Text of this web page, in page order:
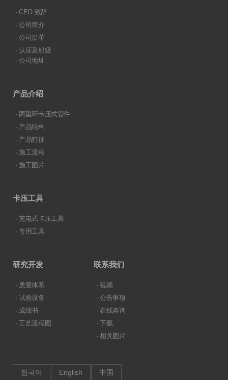
· CEO 致辞
· 公司简介
· 公司沿革
· 认证及船级
· 公司地址
产品介绍
· 两重环卡压式管件
· 产品结构
· 产品特征
· 施工流程
· 施工图片
卡压工具
· 充电式卡压工具
· 专用工具
研究开发
· 质量体系
· 试验设备
· 成绩书
· 工艺流程图
联系我们
· 视频
· 公告事项
· 在线咨询
· 下载
· 相关图片
한국어 English 中国